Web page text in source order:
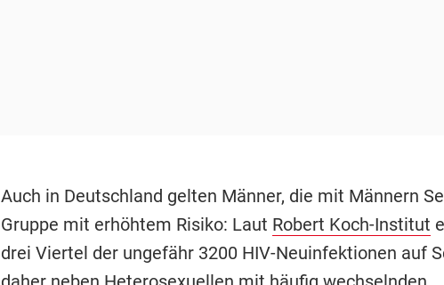
Auch in Deutschland gelten Männer, die mit Männern
Gruppe mit erhöhtem Risiko: Laut Robert Koch-Institut
drei Viertel der ungefähr 3200 HIV-Neuinfektionen auf